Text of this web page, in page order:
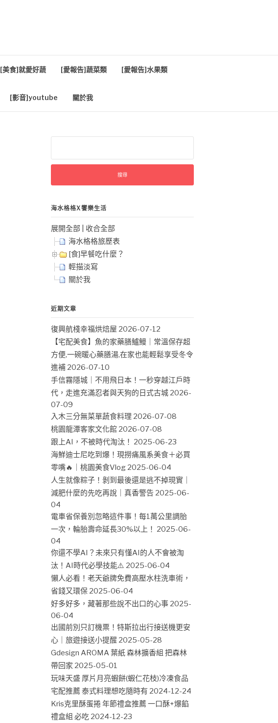
[美食]就愛好蔬 [愛報告]蔬菜類 [愛報告]水果類
[影音]youtube 關於我
關
字:
海水格格X饗樂生活
展開全部
收合全部
海水格格旅歷表
[食]早餐吃什麼？
輕描淡寫
關於我
近期文章
復興航棧幸福烘焙屋 2026-07-12
【宅配美食】魚的家藥膳鱸鰻｜常溫保存超
方便,一碗暖心藥膳湯,在家也能輕鬆享受冬令
進補 2026-07-10
手信霧隱城｜不用飛日本！一秒穿越江戶時
代，走進充滿忍者與天狗的日式古城 2026-
07-09
入木三分無菜單蔬食料理 2026-07-08
桃園龍潭客家文化館 2026-07-08
跟上AI，不被時代淘汰！ 2025-06-23
海鮮迪士尼吃到爆！現撈痛風系美食＋必買
零嘴🔥｜桃園美食Vlog 2025-06-04
人生就像粽子！剝到最後還是逃不掉現實｜
減肥什麼的先吃再說｜真香警告 2025-06-
04
電車省保養別忽略這件事！每1萬公里調胎
一次，輪胎壽命延長30%以上！ 2025-06-
04
你還不學AI？未來只有懂AI的人不會被淘
汰！AI時代必學技能⚠️ 2025-06-04
懶人必看！老天爺牌免費高壓水柱洗車術，
省錢又環保 2025-06-04
好多好多，藏著那些說不出口的心事 2025-
06-04
出國前別只訂機票！特斯拉出行接送機更安
心｜旅遊接送小提醒 2025-05-28
Gdesign AROMA 葉紙 森林擴香組 把森林
帶回家 2025-05-01
玩味天盛 厚片月亮蝦餅(蝦仁花枝)冷凍食品
宅配推薦 泰式料理想吃隨時有 2024-12-24
Kris克里酥蛋捲 年節禮盒推薦 一口酥+爆餡
禮盒組 必吃 2024-12-23